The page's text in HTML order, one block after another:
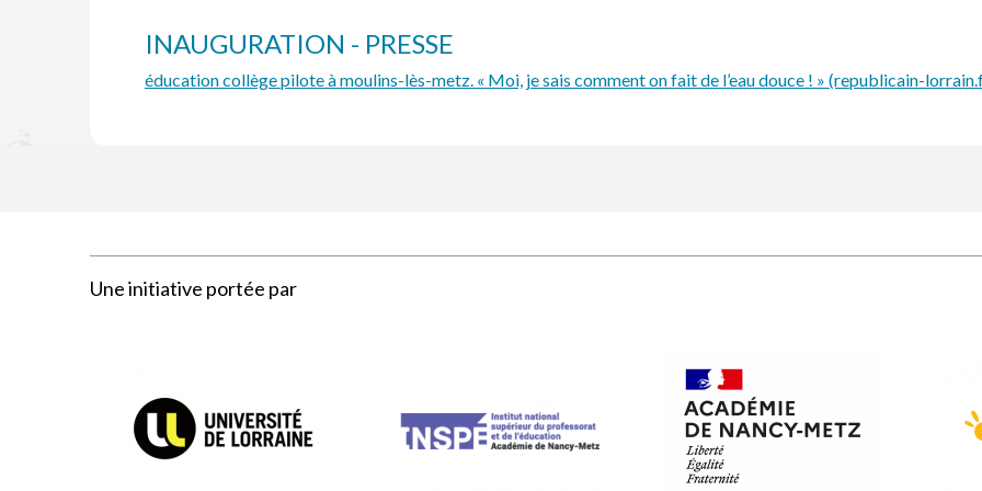
INAUGURATION - PRESSE
éducation collège pilote à moulins-lès-metz. « Moi, je sais comment on fait de l’eau douce ! » (republicain-
Une initiative portée par